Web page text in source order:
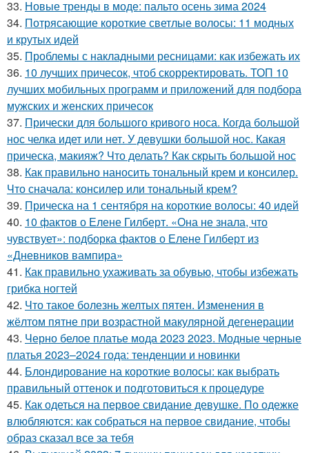
33. Новые тренды в моде: пальто осень зима 2024
34. Потрясающие короткие светлые волосы: 11 модных
и крутых идей
35. Проблемы с накладными ресницами: как избежать их
36. 10 лучших причесок, чтоб скорректировать. ТОП 10
лучших мобильных программ и приложений для подбора
мужских и женских причесок
37. Прически для большого кривого носа. Когда большой
нос челка идет или нет. У девушки большой нос. Какая
прическа, макияж? Что делать? Как скрыть большой нос
38. Как правильно наносить тональный крем и консилер.
Что сначала: консилер или тональный крем?
39. Прическа на 1 сентября на короткие волосы: 40 идей
40. 10 фактов о Елене Гилберт. «Она не знала, что
чувствует»: подборка фактов о Елене Гилберт из
«Дневников вампира»
41. Как правильно ухаживать за обувью, чтобы избежать
грибка ногтей
42. Что такое болезнь желтых пятен. Изменения в
жёлтом пятне при возрастной макулярной дегенерации
43. Черно белое платье мода 2023 2023. Модные черные
платья 2023–2024 года: тенденции и новинки
44. Блондирование на короткие волосы: как выбрать
правильный оттенок и подготовиться к процедуре
45. Как одеться на первое свидание девушке. По одежке
влюбляются: как собраться на первое свидание, чтобы
образ сказал все за тебя